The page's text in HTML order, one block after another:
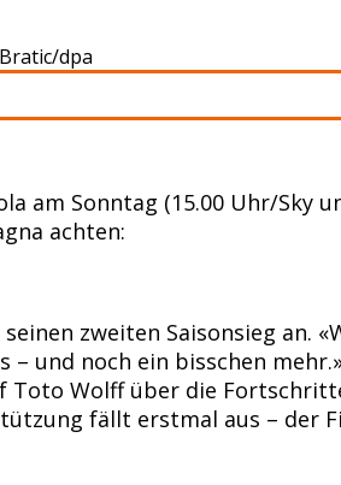
dpa
am Sonntag (15.00 Uhr/Sky
achten:
zweiten Saisonsieg an.
und noch ein bisschen
Toto Wolff über die
fällt erstmal aus – der